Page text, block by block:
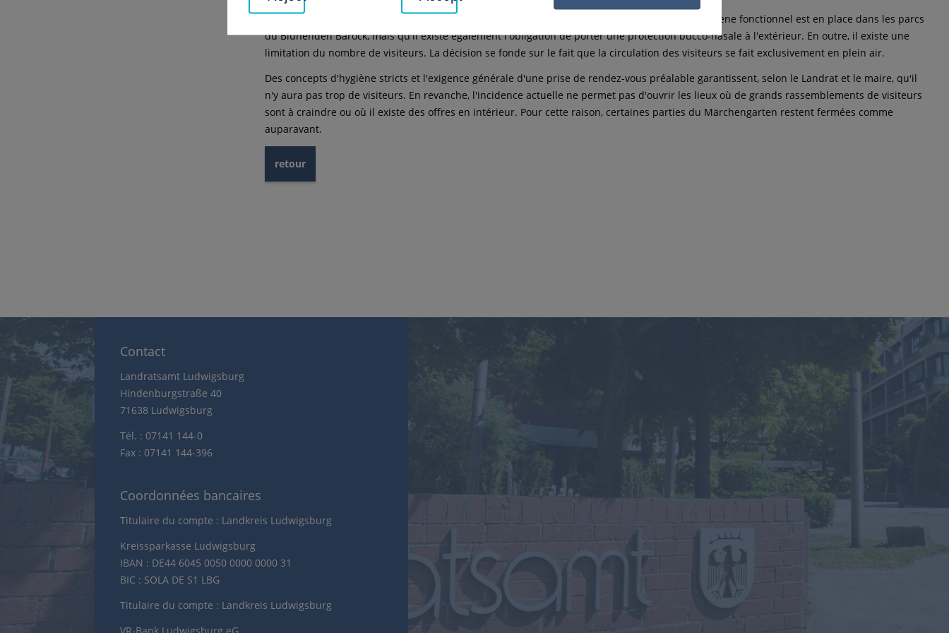
Dietmar Allgaier et Matthias Knecht soulignent ensemble que non seulement un concept d'hygiène fonctionnel est en place dans les parcs
du Blühenden Barock, mais qu'il existe également l'obligation de porter une protection bucco-nasale à l'extérieur. En outre, il existe une
limitation du nombre de visiteurs. La décision se fonde sur le fait que la circulation des visiteurs se fait exclusivement en plein air.
Des concepts d'hygiène stricts et l'exigence générale d'une prise de rendez-vous préalable garantissent, selon le Landrat et le maire, qu'il
n'y aura pas trop de visiteurs. En revanche, l'incidence actuelle ne permet pas d'ouvrir les lieux où de grands rassemblements de visiteurs
sont à craindre ou où il existe des offres en intérieur. Pour cette raison, certaines parties du Märchengarten restent fermées comme
auparavant.
retour
Contact
Landratsamt Ludwigsburg
Hindenburgstraße 40
71638 Ludwigsburg
Tél. : 07141 144-0
Fax : 07141 144-396
Coordonnées bancaires
Titulaire du compte : Landkreis Ludwigsburg
Kreissparkasse Ludwigsburg
IBAN : DE44 6045 0050 0000 0000 31
BIC : SOLA DE S1 LBG
Titulaire du compte : Landkreis Ludwigsburg